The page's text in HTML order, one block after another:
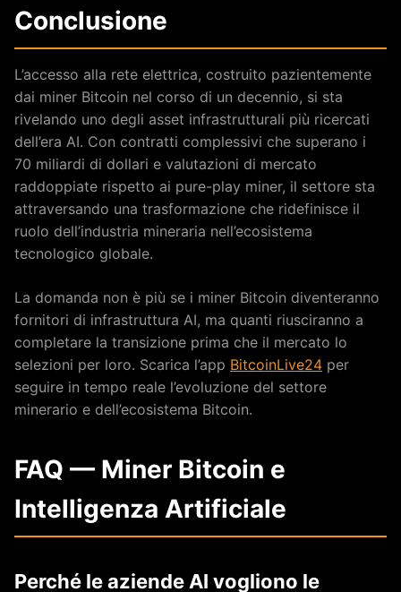
Conclusione
L’accesso alla rete elettrica, costruito pazientemente
dai miner Bitcoin nel corso di un decennio, si sta
rivelando uno degli asset infrastrutturali più ricercati
dell’era AI. Con contratti complessivi che superano i
70 miliardi di dollari e valutazioni di mercato
raddoppiate rispetto ai pure-play miner, il settore sta
attraversando una trasformazione che ridefinisce il
ruolo dell’industria mineraria nell’ecosistema
tecnologico globale.
La domanda non è più se i miner Bitcoin diventeranno
fornitori di infrastruttura AI, ma quanti riusciranno a
completare la transizione prima che il mercato lo
selezioni per loro. Scarica l’app BitcoinLive24 per
seguire in tempo reale l’evoluzione del settore
minerario e dell’ecosistema Bitcoin.
FAQ — Miner Bitcoin e
Intelligenza Artificiale
Perché le aziende AI vogliono le